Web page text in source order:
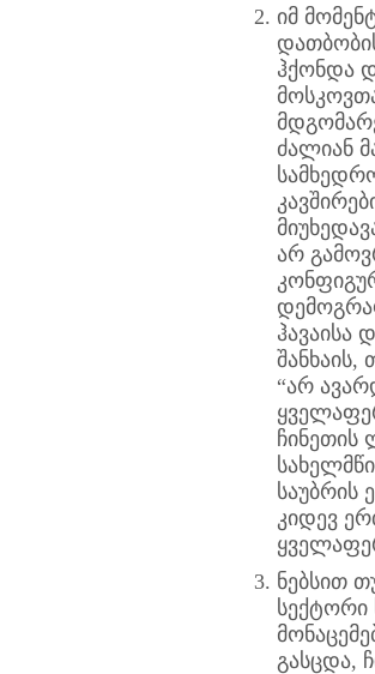
იმ
ჰქონდა
ძალიან
არ
ჰავაისა
“არ
ჩინეთის
საუბრის
კიდევ
ნებსით
სექტორი
გასცდა,